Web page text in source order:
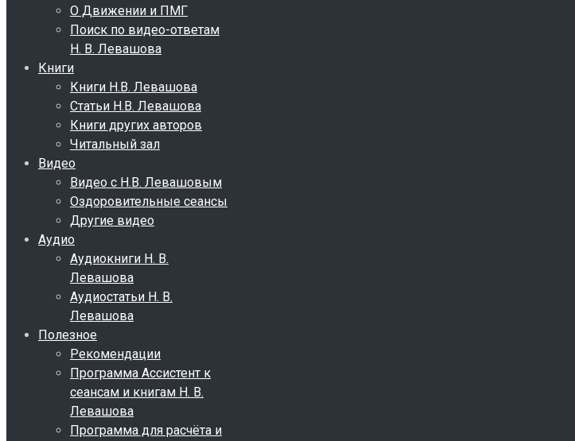
О Движении и ПМГ
Поиск по видео-ответам
Н. В. Левашова
Книги
Книги Н.В. Левашова
Статьи Н.В. Левашова
Книги других авторов
Читальный зал
Видео
Видео с Н.В. Левашовым
Оздоровительные сеансы
Другие видео
Аудио
Аудиокниги Н. В.
Левашова
Аудиостатьи Н. В.
Левашова
Полезное
Рекомендации
Программа Ассистент к
сеансам и книгам Н. В.
Левашова
Программа для расчёта и